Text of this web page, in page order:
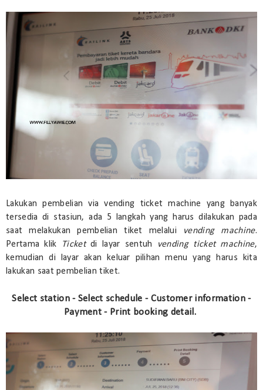
Lakukan pembelian via vending ticket machine yang banyak
tersedia di stasiun, ada 5 langkah yang harus dilakukan pada
saat melakukan pembelian tiket melalui
vending machine.
Pertama klik
Ticketdi layar sentuh vending ticket machine,
kemudian di layar akan keluar pilihan menu yang harus kita
lakukan saat pembelian tiket.
Select station - Select schedule - Customer information -
Payment - Print booking detail.